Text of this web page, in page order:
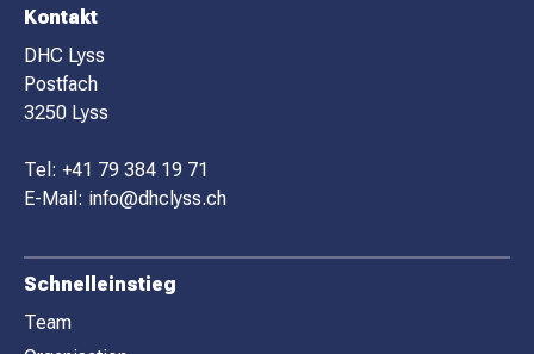
F
O
O
T
E
R
Kontakt
DHC Lyss
Postfach
3250 Lyss
Tel: +41 79 384 19 71
E-Mail: info@dhclyss.ch
Schnelleinstieg
Team